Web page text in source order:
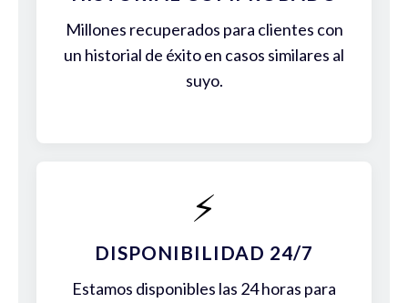
Millones recuperados para clientes con
un historial de éxito en casos similares al
suyo.
⚡
DISPONIBILIDAD 24/7
Estamos disponibles las 24 horas para